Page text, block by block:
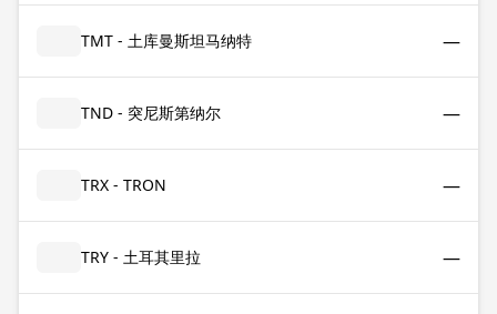
TMT - 土库曼斯坦马纳特 —
TND - 突尼斯第纳尔 —
TRX - TRON —
TRY - 土耳其里拉 —